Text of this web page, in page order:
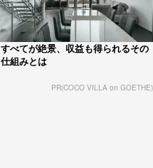
すべてが絶景、収益も得られるその
仕組みとは
PR(COCO VILLA on GOETHE)